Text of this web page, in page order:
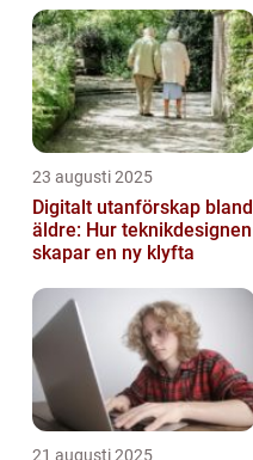
23 augusti 2025
Digitalt utanförskap bland
äldre: Hur teknikdesignen
skapar en ny klyfta
21 augusti 2025